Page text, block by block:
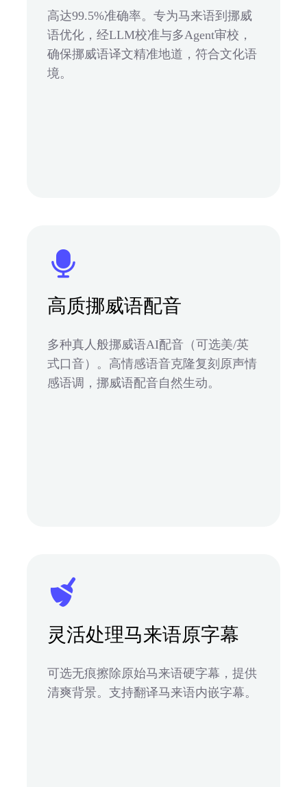
高达99.5%准确率。专为马来语到挪威
语优化，经LLM校准与多Agent审校，
确保挪威语译文精准地道，符合文化语
境。
高质挪威语配音
多种真人般挪威语AI配音（可选美/英
式口音）。高情感语音克隆复刻原声情
感语调，挪威语配音自然生动。
灵活处理马来语原字幕
可选无痕擦除原始马来语硬字幕，提供
清爽背景。支持翻译马来语内嵌字幕。